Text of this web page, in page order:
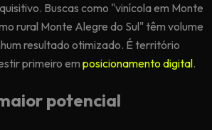
Buscas como "vinícola em Monte
rural Monte Alegre do Sul" têm volume
resultado otimizado. É território
primeiro em posicionamento digital.
potencial